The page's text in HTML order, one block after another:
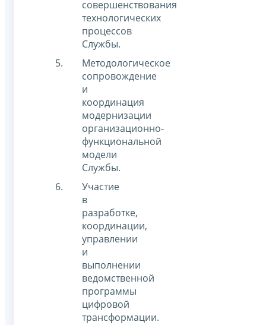
совершенствования
технологических
процессов
Службы.
Методологическое
сопровождение
и
координация
модернизации
организационно-
функциональной
модели
Службы.
Участие
в
разработке,
координации,
управлении
и
выполнении
ведомственной
программы
цифровой
трансформации.